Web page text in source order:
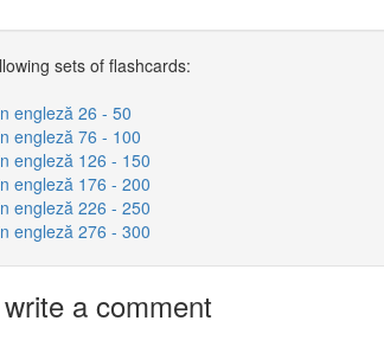
sets of flashcards:
engleză 26 - 50
engleză 76 - 100
engleză 126 - 150
engleză 176 - 200
engleză 226 - 250
engleză 276 - 300
a comment